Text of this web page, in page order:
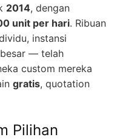
2014, dengan
unit per hari. Ribuan
instansi
besar — telah
custom mereka
gratis, quotation
Pilihan